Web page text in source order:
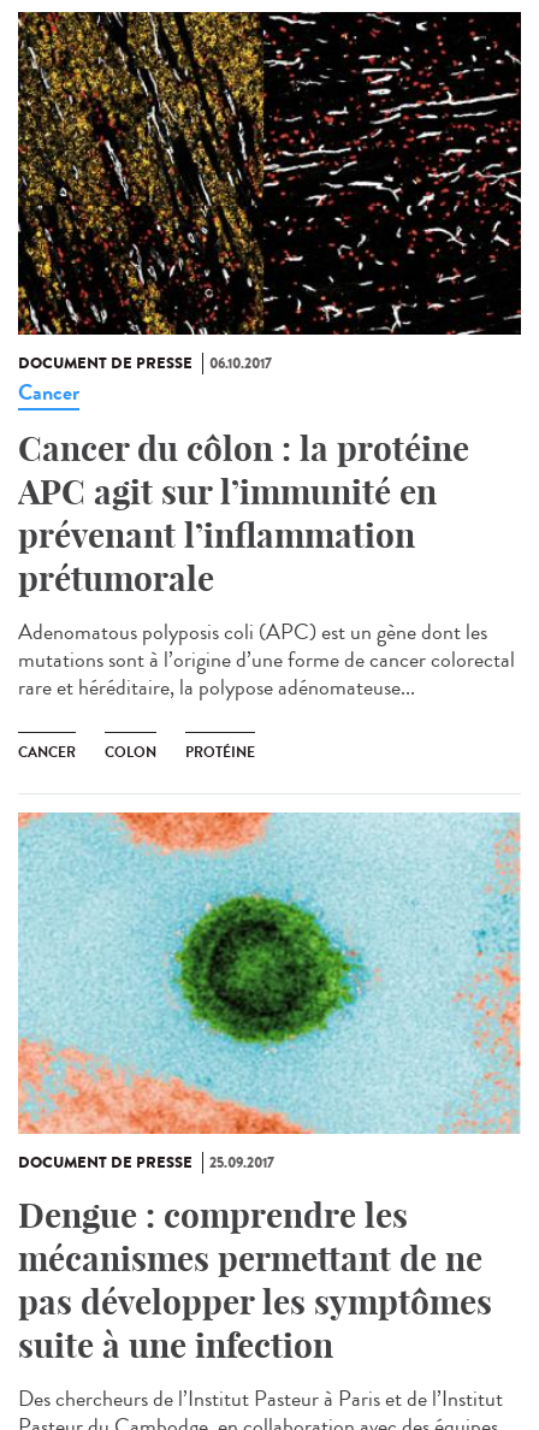
DOCUMENT DE PRESSE 06.10.2017
Cancer
Cancer du côlon : la protéine
APC agit sur l’immunité en
prévenant l’inflammation
prétumorale
Adenomatous polyposis coli (APC) est un gène dont les
mutations sont à l’origine d’une forme de cancer colorectal
rare et héréditaire, la polypose adénomateuse...
CANCER COLON PROTÉINE
DOCUMENT DE PRESSE 25.09.2017
Dengue : comprendre les
mécanismes permettant de ne
pas développer les symptômes
suite à une infection
Des chercheurs de l’Institut Pasteur à Paris et de l’Institut